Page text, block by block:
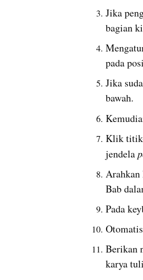
Jika
bagian
pada
Jika
bawah.
Klik
jendela
Arahkan
Bab
Pada
Berikan
karya